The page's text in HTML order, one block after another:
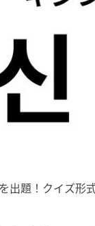
出題！クイズ形